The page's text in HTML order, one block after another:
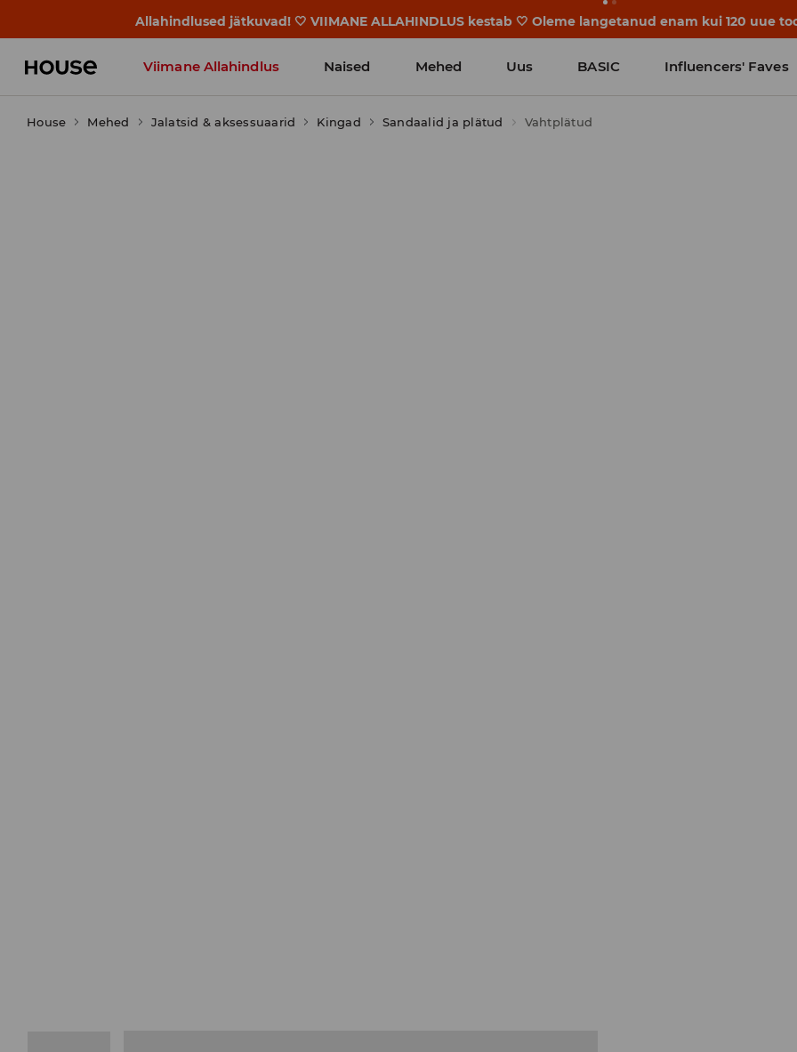
Allahindlused jätkuvad! 🤍 VIIMANE ALLAHINDLUS kestab 🤍 Oleme langetanud enam kui 120 uue
Viimane Allahindlus Naised Mehed Uus BASIC Influencers' Faves
House Mehed Jalatsid & aksessuaarid Kingad Sandaalid ja plätud Vahtplätud